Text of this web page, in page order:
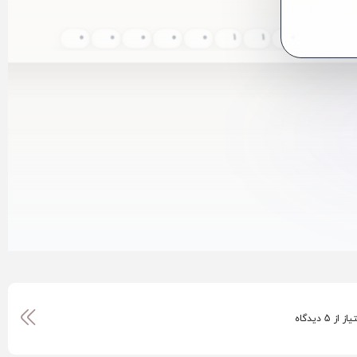
0 0 0 0 0 1 1